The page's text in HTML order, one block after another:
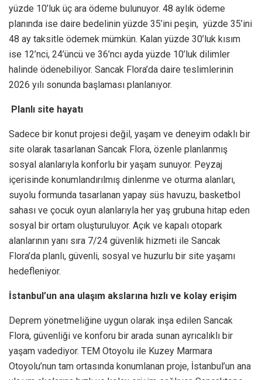
yüzde 10’luk üç ara ödeme bulunuyor. 48 aylık ödeme
planında ise daire bedelinin yüzde 35’ini peşin, yüzde 35’ini
48 ay taksitle ödemek mümkün. Kalan yüzde 30’luk kısım
ise 12’nci, 24’üncü ve 36’ncı ayda yüzde 10’luk dilimler
halinde ödenebiliyor. Sancak Flora’da daire teslimlerinin
2026 yılı sonunda başlaması planlanıyor.
Planlı site hayatı
Sadece bir konut projesi değil, yaşam ve deneyim odaklı bir
site olarak tasarlanan Sancak Flora, özenle planlanmış
sosyal alanlarıyla konforlu bir yaşam sunuyor. Peyzaj
içerisinde konumlandırılmış dinlenme ve oturma alanları,
suyolu formunda tasarlanan yapay süs havuzu, basketbol
sahası ve çocuk oyun alanlarıyla her yaş grubuna hitap eden
sosyal bir ortam oluşturuluyor. Açık ve kapalı otopark
alanlarının yanı sıra 7/24 güvenlik hizmeti ile Sancak
Flora’da planlı, güvenli, sosyal ve huzurlu bir site yaşamı
hedefleniyor.
İstanbul’un ana ulaşım akslarına hızlı ve kolay erişim
Deprem yönetmeliğine uygun olarak inşa edilen Sancak
Flora, güvenliği ve konforu bir arada sunan ayrıcalıklı bir
yaşam vadediyor. TEM Otoyolu ile Kuzey Marmara
Otoyolu’nun tam ortasında konumlanan proje, İstanbul’un ana